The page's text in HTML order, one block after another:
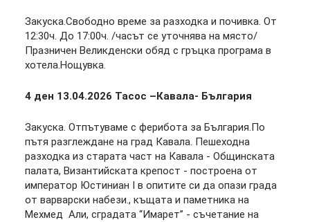
Закуска.Свободно време за разходка и почивка. От
12:30ч. До 17:00ч. /часът се уточнява на място/
Празничен Великденски обяд с гръцка програма в
хотела.Нощувка.
4 ден 13.04.2026 Тасос –Кавала- България
Закуска. Отпътуваме с ферибота за България.По
пътя разглеждане на град Кавала. Пешеходна
разходка из старата част на Кавала - Общинската
палата, Византийската крепост - построена от
император Юстиниан І в опитите си да опази града
от варварски набези., къщата и паметника на
Мехмед Али, сградата “Имарет” - съчетание на